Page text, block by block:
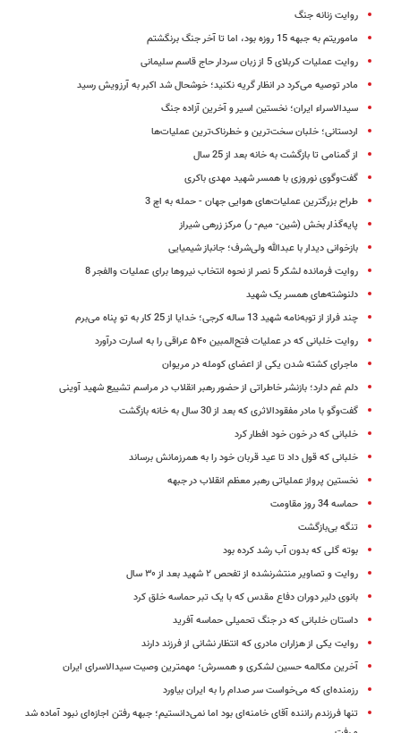
روایت زنانه جنگ
ماموریتم به جبهه 15 روزه بود، اما تا آخر جنگ برنگشتم
روایت عملیات کربلای 5 از زبان سردار حاج قاسم سلیمانی
مادر توصیه می‌کرد در انظار گریه نکنید؛ خوشحال شد اکبر به آرزویش رسید
سیدالاسراء ایران؛ نخستین اسیر و آخرین آزاده جنگ
اردستانی؛ خلبان سخت‌ترین و خطرناک‌ترین عملیات‌ها
از گمنامی تا بازگشت به خانه بعد از 25 سال
گفت‌وگوی نوروزی با همسر شهید مهدی باکری
طراح بزرگترین عملیات‌های هوایی جهان - حمله به اچ 3
پایه‌گذار بخش (شین‌- میم‌- ر) مرکز زرهی شیراز
بازخوانی دیدار با عبدالله ولی‌شرف؛ جانباز شیمیایی
روایت فرمانده لشکر 5 نصر از نحوه انتخاب نیروها برای عملیات والفجر 8
دلنوشته‌های همسر یک شهید
چند فراز از توبه‌نامه شهید 13 ساله کرجی؛ خدایا از 25 کار به تو پناه می‌برم
روایت خلبانی که در عملیات فتح‌المبین ۵۴۰ عراقی را به اسارت درآورد
ماجرای کشته شدن یکی از اعضای کومله در مریوان
دلم غم دارد؛ بازنشر خاطراتی از حضور رهبر انقلاب در مراسم تشییع شهید آوینی
گفت‌وگو با مادر مفقودالاثری که بعد از 30 سال به خانه بازگشت
خلبانی که در خون خود افطار کرد
خلبانی که قول داد تا عید قربان خود را به همرزمانش برساند
نخستین پرواز عملیاتی رهبر معظم انقلاب در جبهه
حماسه 34 روز مقاومت
تنگه بی‌بازگشت
بوته گلی که بدون آب رشد کرده بود
روایت و تصاویر منتشرنشده از تفحص ۲ شهید بعد از ۳۰ سال
بانوی دلیر دوران دفاع مقدس که با یک تبر حماسه‌ خلق کرد
داستان خلبانی که در جنگ تحمیلی حماسه آفرید
روایت یکی از هزاران مادری که انتظار نشانی از فرزند دارند
آخرین مکالمه حسین لشکری و همسرش؛ مهمترین وصیت سیدالاسرای ایران
رزمنده‌ای که می‌خواست سر صدام را به ایران بیاورد
تنها فرزندم راننده آقای خامنه‌ای بود اما نمی‌دانستیم؛ جبهه‌ رفتن اجازه‌ای نبود آماده شد